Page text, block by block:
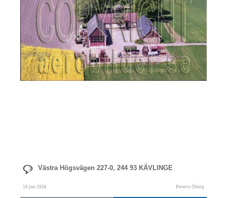
Västra Högsvägen 227-0, 244 93 KÄVLINGE
10 jun 2026 Pereric Öberg